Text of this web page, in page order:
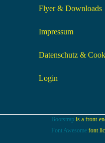
Flyer & Downloads
Impressum
Datenschutz &
Login
Bootstrap is a front-
Font Awesome font